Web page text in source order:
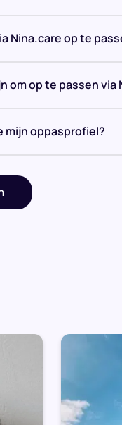
Nina.care op te
om op te passen via
mijn oppasprofiel?